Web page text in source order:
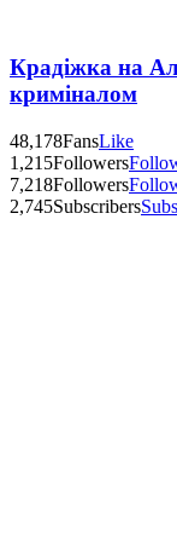
Крадіжка на
криміналом
48,178FansLike
1,215Followers
7,218Followers
2,745Subscribers